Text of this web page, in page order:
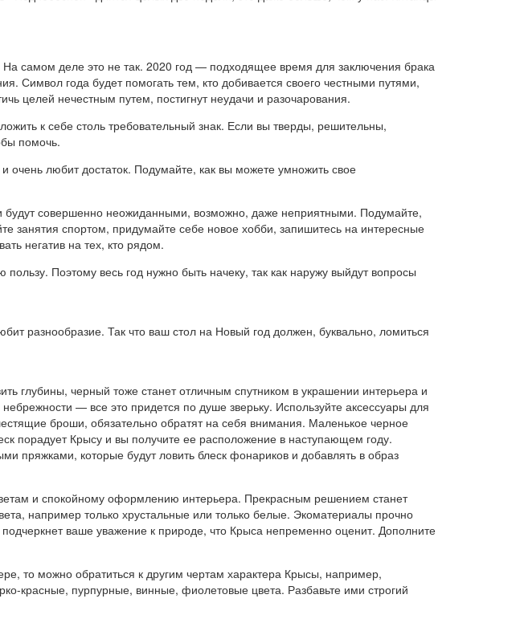
На самом деле это не так. 2020 год — подходящее время для заключения брака
Символ года будет помогать тем, кто добивается своего честными путями,
целей нечестным путем, постигнут неудачи и разочарования.
к себе столь требовательный знак. Если вы тверды, решительны,
помочь.
очень любит достаток. Подумайте, как вы можете умножить свое
совершенно неожиданными, возможно, даже неприятными. Подумайте,
занятия спортом, придумайте себе новое хобби, запишитесь на интересные
негатив на тех, кто рядом.
Поэтому весь год нужно быть начеку, так как наружу выйдут вопросы
разнообразие. Так что ваш стол на Новый год должен, буквально, ломиться
глубины, черный тоже станет отличным спутником в украшении интерьера и
— все это придется по душе зверьку. Используйте аксессуары для
броши, обязательно обратят на себя внимания. Маленькое черное
порадует Крысу и вы получите ее расположение в наступающем году.
пряжками, которые будут ловить блеск фонариков и добавлять в образ
и спокойному оформлению интерьера. Прекрасным решением станет
например только хрустальные или только белые. Экоматериалы прочно
ваше уважение к природе, что Крыса непременно оценит. Дополните
то можно обратиться к другим чертам характера Крысы, например,
красные, пурпурные, винные, фиолетовые цвета. Разбавьте ими строгий